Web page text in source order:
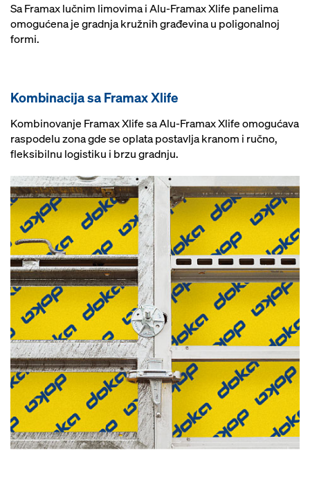
Sa Framax lučnim limovima i Alu-Framax Xlife panelima
omogućena je gradnja kružnih građevina u poligonalnoj
formi.
Kombinacija sa Framax Xlife
Kombinovanje Framax Xlife sa Alu-Framax Xlife omogućava
raspodelu zona gde se oplata postavlja kranom i ručno,
fleksibilnu logistiku i brzu gradnju.